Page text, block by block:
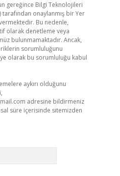
gereğince Bilgi Teknolojileri
tarafından onaylanmış bir Yer
Bu nedenle,
olarak denetleme veya
bulunmamaktadır. Ancak,
sorumluluğunu
olarak bu sorumluluğu kabul
aykırı olduğunu
adresine bildirmeniz
süre içerisinde sitemizden